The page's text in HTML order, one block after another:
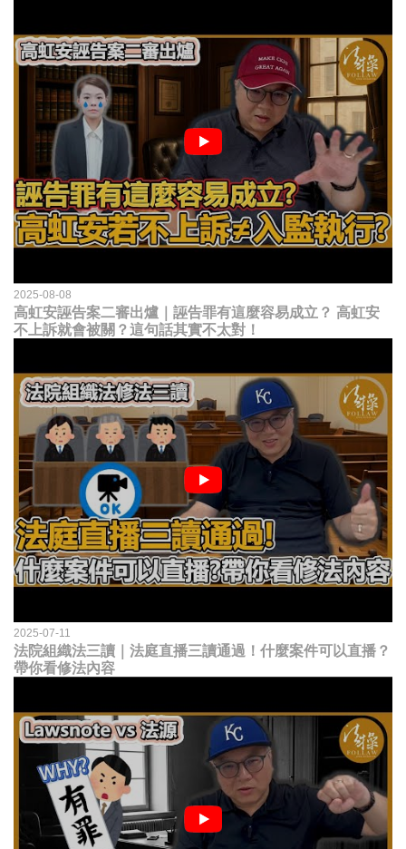
2025-08-08
高虹安誣告案二審出爐｜誣告罪有這麼容易成立？ 高虹安
不上訴就會被關？這句話其實不太對！
2025-07-11
法院組織法三讀｜法庭直播三讀通過！什麼案件可以直播？
帶你看修法內容